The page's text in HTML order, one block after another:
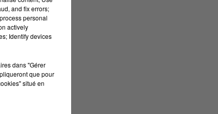
and fix errors;
personal
actively
Identify devices
dans "Gérer
que pour
situé en